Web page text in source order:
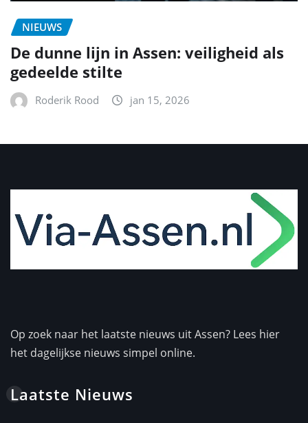
NIEUWS
De dunne lijn in Assen: veiligheid als
gedeelde stilte
Roderik Rood jan 15, 2026
Op zoek naar het laatste nieuws uit Assen? Lees hier
het dagelijkse nieuws simpel online.
Laatste Nieuws